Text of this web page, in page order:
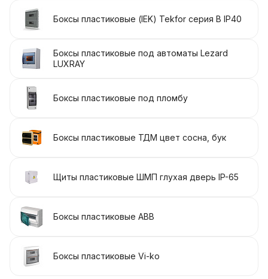
Боксы пластиковые (IEK) Tekfor серия В IP40
Боксы пластиковые под автоматы Lezard
LUXRAY
Боксы пластиковые под пломбу
Боксы пластиковые ТДМ цвет сосна, бук
Щиты пластиковые ШМП глухая дверь IP-65
Боксы пластиковые АВВ
Боксы пластиковые Vi-ko